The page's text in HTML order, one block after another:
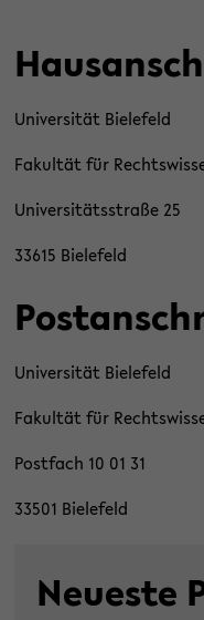
Uni­ver­si­tät Bie­le­feld
Fa­kul­tät für
Uni­ver­si­täts­stra­ße 25
33615 Bie­le­feld
Uni­ver­si­tät Bie­le­feld
Fa­kul­tät für
Post­fach 10 01 31
33501 Bie­le­feld
Neu­es­te